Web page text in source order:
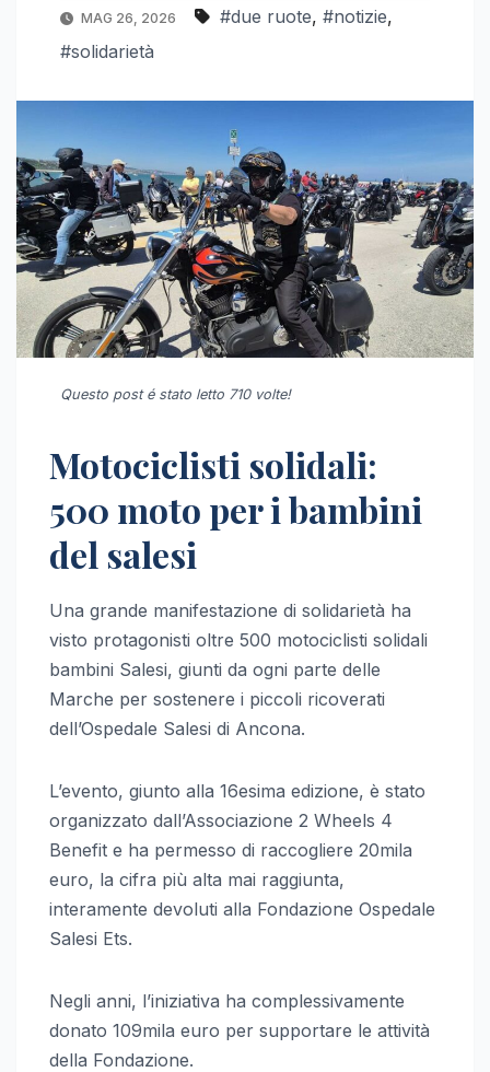
MAG 26, 2026 #due ruote, #notizie,
#solidarietà
Questo post é stato letto 710 volte!
Motociclisti solidali:
500 moto per i bambini
del salesi
Una grande manifestazione di solidarietà ha
visto protagonisti oltre 500 motociclisti solidali
bambini Salesi, giunti da ogni parte delle
Marche per sostenere i piccoli ricoverati
dell’Ospedale Salesi di Ancona.
L’evento, giunto alla 16esima edizione, è stato
organizzato dall’Associazione 2 Wheels 4
Benefit e ha permesso di raccogliere 20mila
euro, la cifra più alta mai raggiunta,
interamente devoluti alla Fondazione Ospedale
Salesi Ets.
Negli anni, l’iniziativa ha complessivamente
donato 109mila euro per supportare le attività
della Fondazione.